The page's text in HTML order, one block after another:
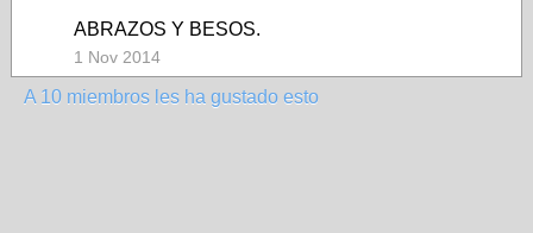
ABRAZOS Y BESOS.
1 Nov 2014
A 10 miembros les ha gustado esto